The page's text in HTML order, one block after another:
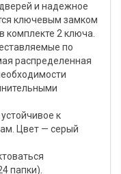
и надежное
ключевым замком
комплекте 2 ключа.
по
распределенная
к
Цвет — серый
папки).